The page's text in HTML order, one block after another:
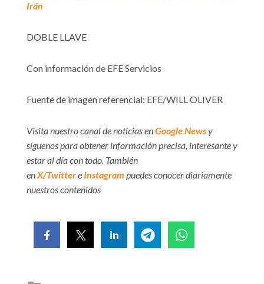
Irán
DOBLE LLAVE
Con información de EFE Servicios
Fuente de imagen referencial: EFE/WILL OLIVER
Visita nuestro canal de noticias enGoogle Newsy
síguenos para obtener información precisa, interesante y
estar al día con todo. También
enX/Twittere Instagram puedes conocer diariamente
nuestros contenidos